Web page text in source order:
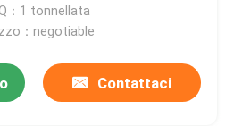
：1 tonnellata
：negotiable
Contattaci